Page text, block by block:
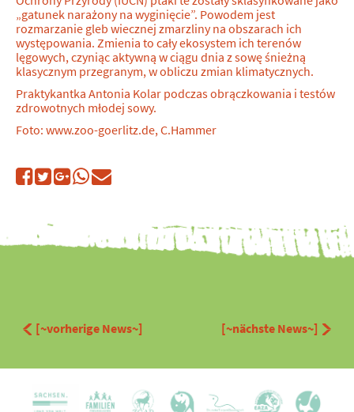
„gatunek narażony na wyginięcie”. Powodem jest
rozmarzanie gleb wiecznej zmarzliny na obszarach ich
występowania. Zmienia to cały ekosystem ich terenów
lęgowych, czyniąc aktywną w ciągu dnia z sowę śnieżną
klasycznym przegranym, w obliczu zmian klimatycznych.
Praktykantka Antonia Kolar podczas obrączkowania i testów
zdrowotnych młodej sowy.
Foto: www.zoo-goerlitz.de, C.Hammer
[~vorherige News~] [~nächste News~]